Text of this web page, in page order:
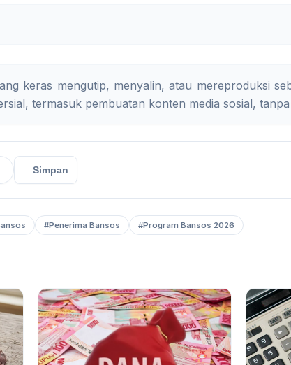
keras mengutip, menyalin, atau mereproduksi
termasuk pembuatan konten media sosial,
Simpan
#Penerima Bansos #Program Bansos 2026